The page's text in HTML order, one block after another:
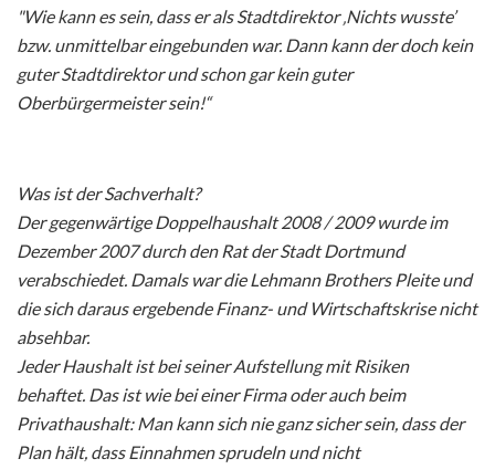
"Wie kann es sein, dass er als Stadtdirektor ‚Nichts wusste’
bzw. unmittelbar eingebunden war. Dann kann der doch kein
guter Stadtdirektor und schon gar kein guter
Oberbürgermeister sein!“
Was ist der Sachverhalt?
Der gegenwärtige Doppelhaushalt 2008 / 2009 wurde im
Dezember 2007 durch den Rat der Stadt Dortmund
verabschiedet. Damals war die Lehmann Brothers Pleite und
die sich daraus ergebende Finanz- und Wirtschaftskrise nicht
absehbar.
Jeder Haushalt ist bei seiner Aufstellung mit Risiken
behaftet. Das ist wie bei einer Firma oder auch beim
Privathaushalt: Man kann sich nie ganz sicher sein, dass der
Plan hält, dass Einnahmen sprudeln und nicht